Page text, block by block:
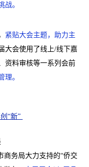
战。
紧贴大会主题，助力主
大会使用了线上/线下嘉
资料审核等一系列会前
理。
“新”
商务局大力支持的“侨交